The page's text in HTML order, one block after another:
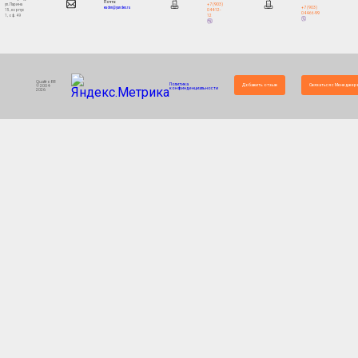
ул. Ларина
15, корпус
1, оф. 49
Почта:
eadnn@yandex.ru
+7 (903)
044-12-
12
+7 (903)
044-66-99
Quattro88
© 2004-
2026
Политика
конфинденциальности
Добавить отзыв Связаться с